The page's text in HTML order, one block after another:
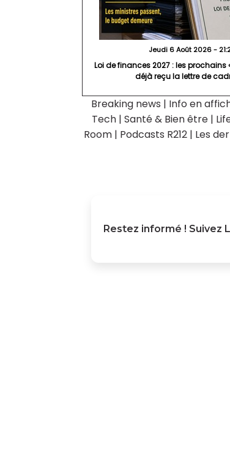
Jeudi 6 Août 2026 -
Loi de finances 2027 : les prochains
déjà reçu la lettre de
Breaking news | Info en
Tech | Santé & Bien être |
Room | Podcasts R212 | Les
Restez informé ! Suivez